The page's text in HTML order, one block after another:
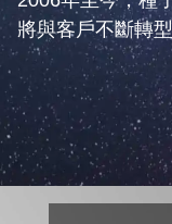
將與客戶不斷轉